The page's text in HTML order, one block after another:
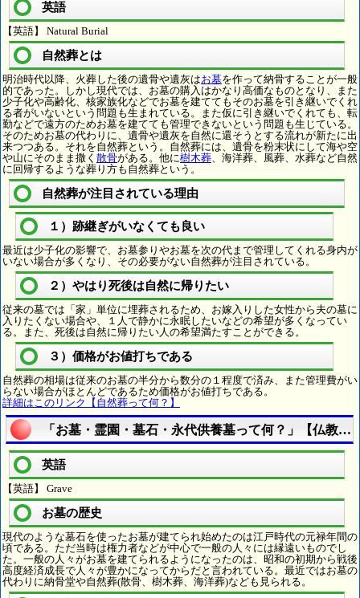
英語
【英語】 Natural Burial
自然葬とは
明治時代以降、火葬した後の遺骨や遺灰はお墓を作って納骨することが一般
的であった。しかし現代では、お墓の購入はかなり高価なものとなり、また
少子化や高齢化、核家族化などでお墓を建ててもそのお墓を引き継いでくれ
る者がいないという問題も生まれている。また仮に引き継いでくれても、転
勤などで遠方のためお墓を建てても管理できないという問題も生じている。
そのためお墓の代わりに、遺骨や遺灰を自然に還そうとする流れが新たに出
来つつある。それを自然葬という。自然葬には、遺骨を粉末状にして海や空
や山にそのまま撒く 散骨がある。他に樹木葬 、海洋葬、風葬、水葬など自然
に回帰するような葬り方も自然葬という。
自然葬が注目されている理由
１）跡継ぎがいなくても良い
最近は少子化の影響で、お墓参りやお墓を次の代まで管理してくれる身内が
いない場合が多くなり、その必要がない自然葬が注目されている。
２）やはり死後は自然に帰りたい
従来の墓では「家」単位に埋葬されるため、お嫁入りした女性から夫の墓に
入りたくない場合や、１人で静かに永眠したいなどの希望が多くなってい
る。また、死後は自然に帰りたい人の希望満たすことができる。
３）価格がお値打ちである
自然葬の相場は従来のお墓の半分から数分の１程度で済み、また管理費がい
らない場合がほとんどであるため価格がお値打ちである。
詳細はこのリンク【自然葬って何？】
「お墓・霊園・墓石・永代供養墓って何？」【仏教用
英語
【英語】 Grave
お墓の歴史
現代のような墓石を使ったお墓が建てられ始めたのは江戸時代の元禄年間の
頃である。ただ当時は権力者などが中心で一般の人々には縁遠いものでし
た。一般の人々がお墓を建てられるようになったのは、昭和の初期から戦後
高度経済成長で人々が豊かになってからだと言われている。最近ではお墓の
代わりに納骨堂や自然葬(散骨、樹木葬、海洋葬)なども見られる。